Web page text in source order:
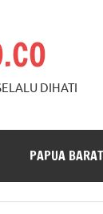
DIHATI
PAPUA BARAT